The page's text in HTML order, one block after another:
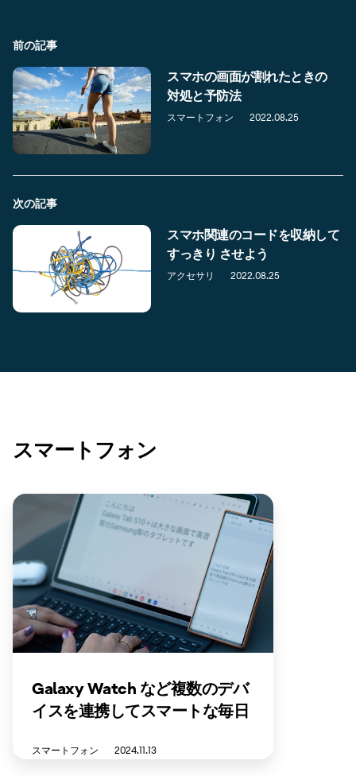
前の記事
スマホの画面が割れたときの
対処と予防法
スマートフォン 2022.08.25
次の記事
スマホ関連のコードを収納して
すっきり させよう
アクセサリ 2022.08.25
スマートフォン
Galaxy Watch など複数のデバ
イスを連携してスマートな毎日
スマートフォン 2024.11.13